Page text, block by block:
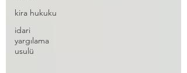
kira hukuku
idari
yargılama
usulü